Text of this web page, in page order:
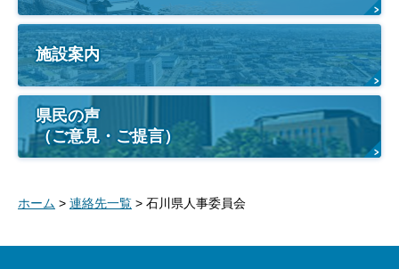
施設案内
県民の声
（ご意見・ご提言）
ホーム > 連絡先一覧 > 石川県人事委員会